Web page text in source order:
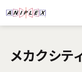
メカクシテ